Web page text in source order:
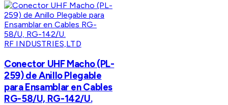
RF INDUSTRIES,LTD
Conector UHF Macho (PL-
259) de Anillo Plegable
para Ensamblar en Cables
RG-58/U, RG-142/U.